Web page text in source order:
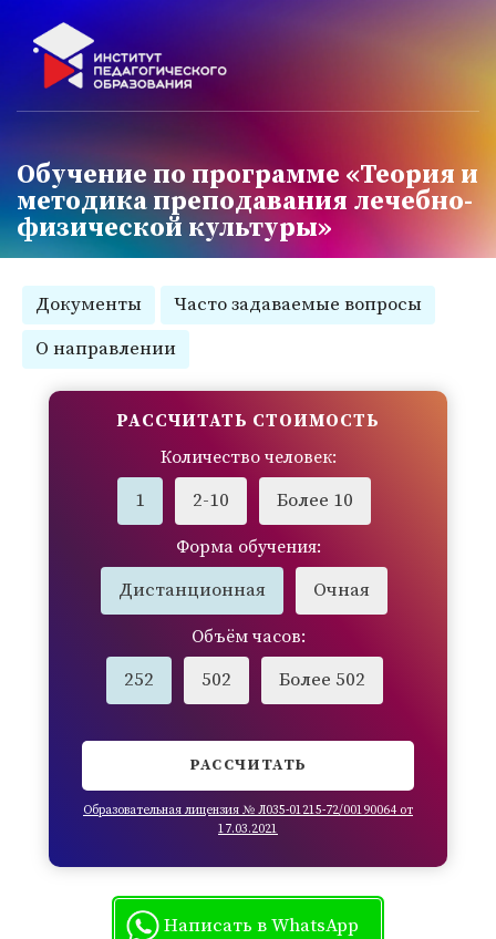
Обучение по программе «Теория и
методика преподавания лечебно-
физической культуры»
Документы
Часто задаваемые вопросы
О направлении
РАССЧИТАТЬ СТОИМОСТЬ
Количество человек:
1 2-10 Более 10
Форма обучения:
Дистанционная Очная
Объём часов:
252 502 Более 502
РАССЧИТАТЬ
Образовательная лицензия № Л035-01215-72/00190064 от
17.03.2021
Написать в WhatsApp